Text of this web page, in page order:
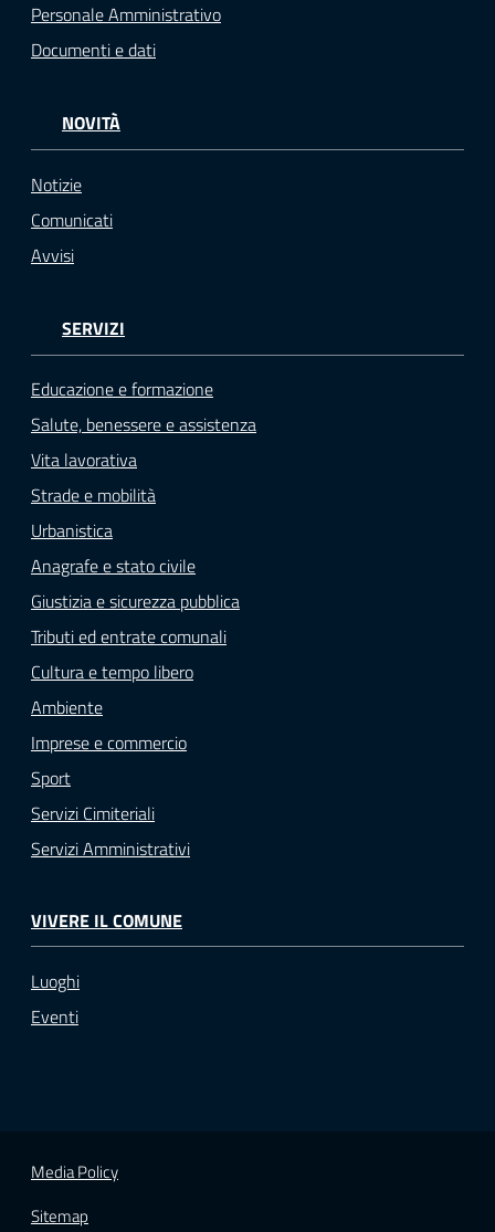
Personale Amministrativo
Documenti e dati
NOVITÀ
Notizie
Comunicati
Avvisi
SERVIZI
Educazione e formazione
Salute, benessere e assistenza
Vita lavorativa
Strade e mobilità
Urbanistica
Anagrafe e stato civile
Giustizia e sicurezza pubblica
Tributi ed entrate comunali
Cultura e tempo libero
Ambiente
Imprese e commercio
Sport
Servizi Cimiteriali
Servizi Amministrativi
VIVERE IL COMUNE
Luoghi
Eventi
Media Policy
Sitemap